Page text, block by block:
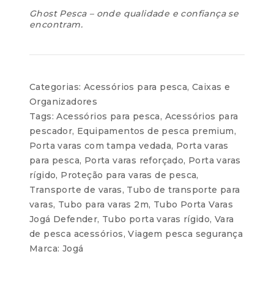
Ghost Pesca – onde qualidade e confiança se
encontram.
Categorias: Acessórios para pesca,Caixas e
Organizadores
Tags:Acessórios para pesca, Acessórios para
pescador, Equipamentos de pesca premium,
Porta varas com tampa vedada, Porta varas
para pesca, Porta varas reforçado, Porta varas
rígido, Proteção para varas de pesca,
Transporte de varas, Tubo de transporte para
varas, Tubo para varas 2m, Tubo Porta Varas
Jogá Defender, Tubo porta varas rígido,Vara
de pesca acessórios,Viagem pesca segurança
Marca: Jogá